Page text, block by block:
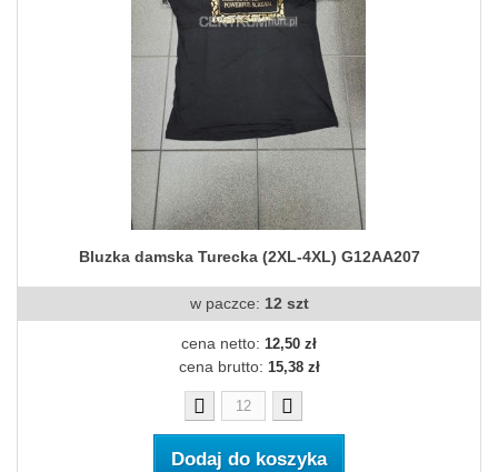
Bluzka damska Turecka (2XL-4XL) G12AA207
w paczce: 12 szt
cena netto: 12,50 zł
cena brutto: 15,38 zł
Dodaj do koszyka